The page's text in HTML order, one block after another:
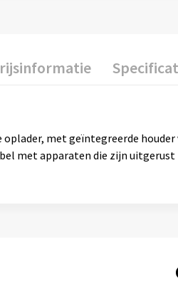
oplader, met geïntegreerde
met apparaten die zijn